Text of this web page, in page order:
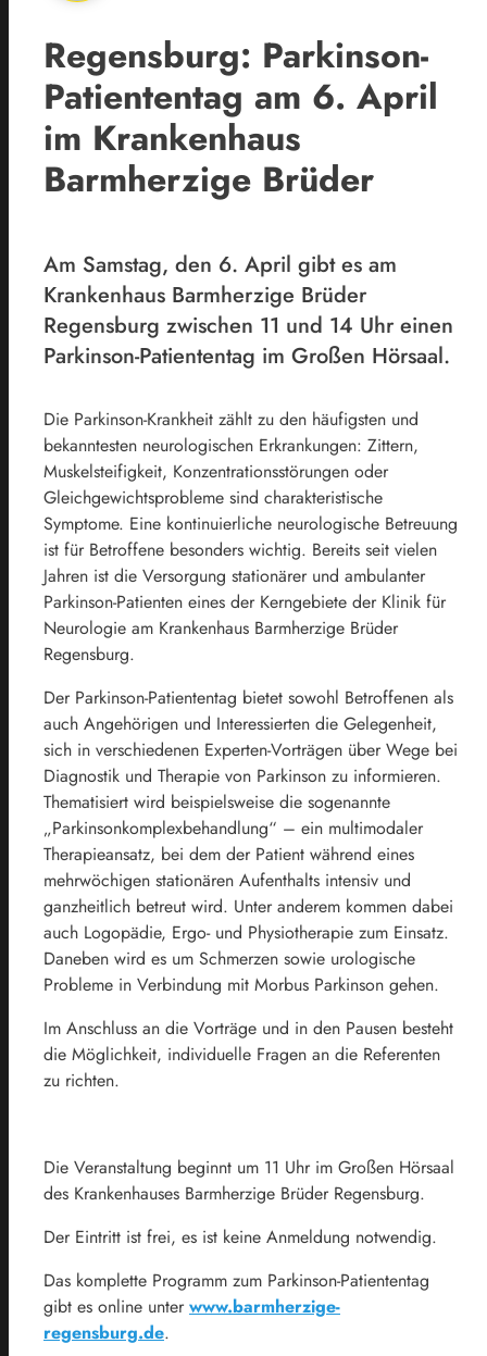
Regensburg: Parkinson-
Patiententag am 6. April
im Krankenhaus
Barmherzige Brüder
Am Samstag, den 6. April gibt es am
Krankenhaus Barmherzige Brüder
Regensburg zwischen 11 und 14 Uhr einen
Parkinson-Patiententag im Großen Hörsaal.
Die Parkinson-Krankheit zählt zu den häufigsten und
bekanntesten neurologischen Erkrankungen: Zittern,
Muskelsteifigkeit, Konzentrationsstörungen oder
Gleichgewichtsprobleme sind charakteristische
Symptome. Eine kontinuierliche neurologische Betreuung
ist für Betroffene besonders wichtig. Bereits seit vielen
Jahren ist die Versorgung stationärer und ambulanter
Parkinson-Patienten eines der Kerngebiete der Klinik für
Neurologie am Krankenhaus Barmherzige Brüder
Regensburg.
Der Parkinson-Patiententag bietet sowohl Betroffenen als
auch Angehörigen und Interessierten die Gelegenheit,
sich in verschiedenen Experten-Vorträgen über Wege bei
Diagnostik und Therapie von Parkinson zu informieren.
Thematisiert wird beispielsweise die sogenannte
„Parkinsonkomplexbehandlung“ – ein multimodaler
Therapieansatz, bei dem der Patient während eines
mehrwöchigen stationären Aufenthalts intensiv und
ganzheitlich betreut wird. Unter anderem kommen dabei
auch Logopädie, Ergo- und Physiotherapie zum Einsatz.
Daneben wird es um Schmerzen sowie urologische
Probleme in Verbindung mit Morbus Parkinson gehen.
Im Anschluss an die Vorträge und in den Pausen besteht
die Möglichkeit, individuelle Fragen an die Referenten
zu richten.
Die Veranstaltung beginnt um 11 Uhr im Großen Hörsaal
des Krankenhauses Barmherzige Brüder Regensburg.
Der Eintritt ist frei, es ist keine Anmeldung notwendig.
Das komplette Programm zum Parkinson-Patiententag
gibt es online unter www.barmherzige-
regensburg.de.